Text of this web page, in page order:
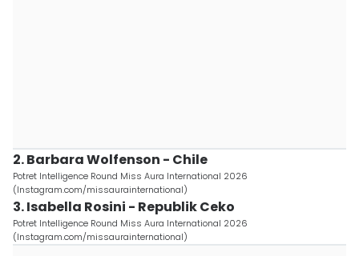
2. Barbara Wolfenson - Chile
Potret Intelligence Round Miss Aura International 2026
(Instagram.com/missaurainternational)
3. Isabella Rosini - Republik Ceko
Potret Intelligence Round Miss Aura International 2026
(Instagram.com/missaurainternational)